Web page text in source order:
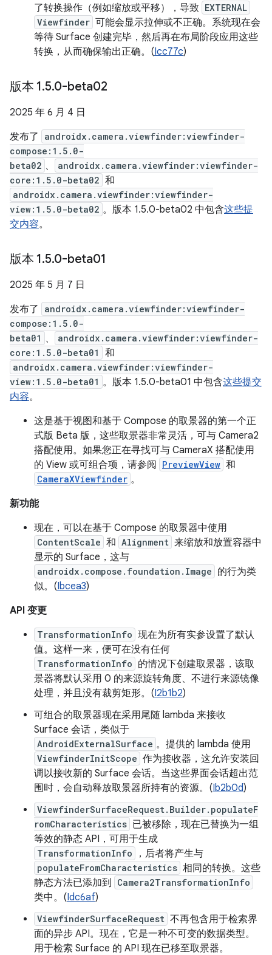
了转换操作（例如缩放或平移），导致 EXTERNAL
Viewfinder 可能会显示拉伸或不正确。系统现在会
等待 Surface 创建完毕，然后再在布局阶段应用这些
转换，从而确保输出正确。(Icc77c)
版本 1.5.0-beta02
2025 年 6 月 4 日
发布了
androidx.camera.viewfinder:viewfinder-
compose:1.5.0-
beta02 、
androidx.camera.viewfinder:viewfinder-
core:1.5.0-beta02 和
androidx.camera.viewfinder:viewfinder-
view:1.5.0-beta02 。版本 1.5.0-beta02 中包含这些提
交内容。
版本 1.5.0-beta01
2025 年 5 月 7 日
发布了
androidx.camera.viewfinder:viewfinder-
compose:1.5.0-
beta01 、
androidx.camera.viewfinder:viewfinder-
core:1.5.0-beta01
和
androidx.camera.viewfinder:viewfinder-
view:1.5.0-beta01 。版本 1.5.0-beta01 中包含这些提交
内容。
这是基于视图和基于 Compose 的取景器的第一个正
式版 Beta 版，这些取景器非常灵活，可与 Camera2
搭配使用。如果您正在寻找可与 CameraX 搭配使用
的 View 或可组合项，请参阅
PreviewView 和
CameraXViewfinder 。
新功能
现在，可以在基于 Compose 的取景器中使用
ContentScale 和 Alignment 来缩放和放置容器中
显示的 Surface，这与
androidx.compose.foundation.Image 的行为类
似。(Ibcea3)
API 变更
TransformationInfo 现在为所有实参设置了默认
值。这样一来，便可在没有任何
TransformationInfo 的情况下创建取景器，该取
景器将默认采用 0 的来源旋转角度、不进行来源镜像
处理，并且没有裁剪矩形。(I2b1b2)
可组合的取景器现在采用尾随 lambda 来接收
Surface 会话，类似于
AndroidExternalSurface 。提供的 lambda 使用
ViewfinderInitScope 作为接收器，这允许安装回
调以接收新的 Surface 会话。当这些界面会话超出范
围时，会自动释放取景器所持有的资源。(Ib2b0d)
ViewfinderSurfaceRequest.Builder.populateF
romCharacteristics 已被移除，现在已替换为一组
等效的静态 API，可用于生成
TransformationInfo ，后者将产生与
populateFromCharacteristics 相同的转换。这些
静态方法已添加到
Camera2TransformationInfo
类中。(Idc6af)
ViewfinderSurfaceRequest 不再包含用于检索界
面的异步 API。现在，它是一种不可变的数据类型。
用于检索 Surface 的 API 现在已移至取景器。